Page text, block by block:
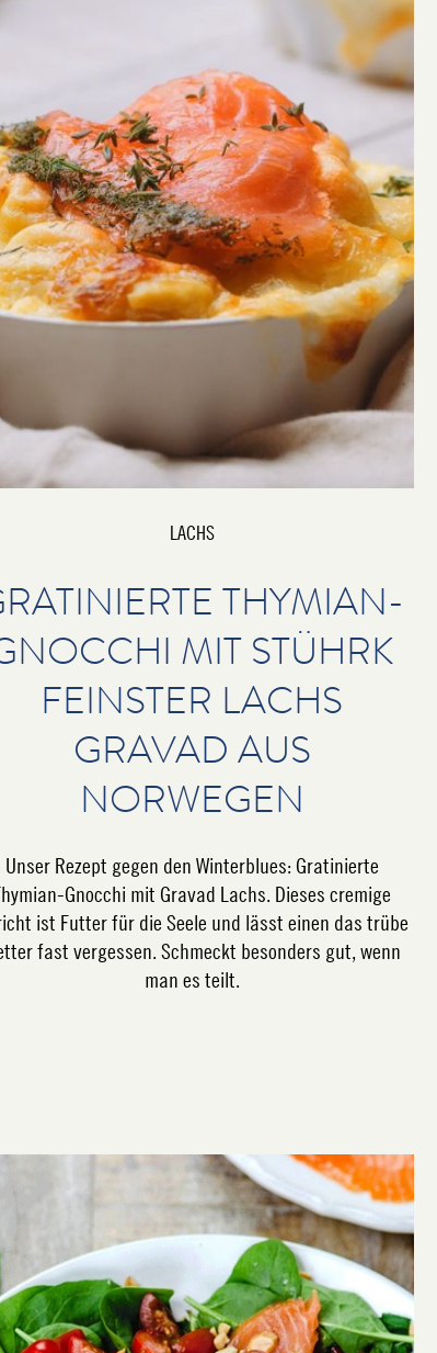
LACHS
THYMIAN-
MIT STÜHRK
FEINSTER LACHS
GRAVAD AUS
NORWEGEN
Unser Rezept gegen den Winterblues: Gratinierte
Gnocchi mit Gravad Lachs. Dieses cremige
ist Futter für die Seele und lässt einen das trübe
fast vergessen. Schmeckt besonders gut, wenn
man es teilt.